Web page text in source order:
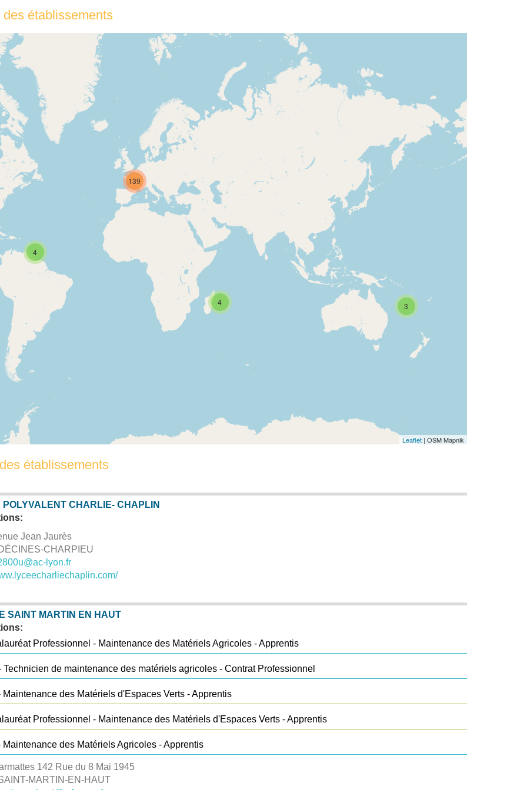
des établissements
3
4
4
139
Leaflet | OSM Mapnik
établissements
POLYVALENT CHARLIE- CHAPLIN
Jean Jaurès
CHARPIEU
lyon.fr
SAINT MARTIN EN HAUT
Professionnel - Maintenance des Matériels Agricoles - Apprentis
Technicien de maintenance des matériels agricoles - Contrat Professionnel
Maintenance des Matériels d'Espaces Verts - Apprentis
Professionnel - Maintenance des Matériels d'Espaces Verts - Apprentis
Maintenance des Matériels Agricoles - Apprentis
142 Rue du 8 Mai 1945
MARTIN-EN-HAUT